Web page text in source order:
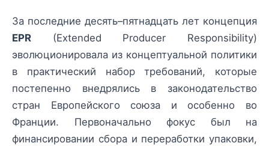
За последние десять–пятнадцать лет концепция
EPR (Extended Producer Responsibility)
эволюционировала из концептуальной политики
в практический набор требований, которые
постепенно внедрялись в законодательство
стран Европейского союза и особенно во
Франции. Первоначально фокус был на
финансировании сбора и переработки упаковки,